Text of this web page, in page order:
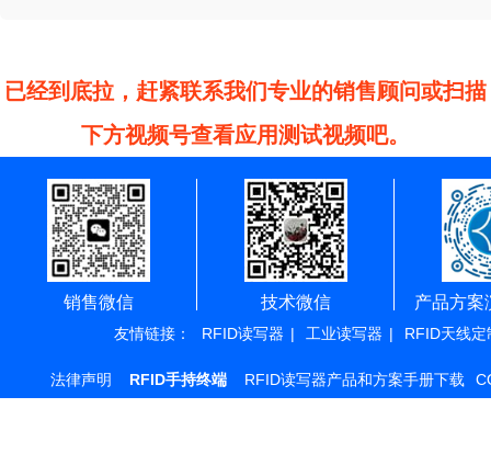
已经到底拉，赶紧联系我们专业的销售顾问或扫描
下方视频号查看应用测试视频吧。
销售微信 技术微信 产品方案
友情链接： RFID读写器 | 工业读写器 | RFID天线定
法律声明 RFID手持终端 RFID读写器产品和方案手册下载